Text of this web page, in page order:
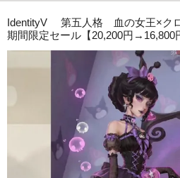
IdentityV 第五人格 血の女王×ク
期間限定セール【20,200円→16,800